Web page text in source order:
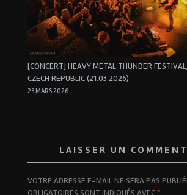
[CONCERT] HEAVY METAL THUNDER
CZECH REPUBLIC (21.03.2026)
23 MARS 2026
LAISSER UN
VOTRE ADRESSE E-MAIL NE SERA PAS
OBLIGATOIRES SONT INDIQUÉS AVEC*